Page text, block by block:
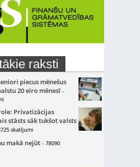
raksti
piecus mēnešus
20 eiro mēnesī -
Privatizācijas
stāsts sāk tukšot valsts
skatījumi
makā nejūt - 78090